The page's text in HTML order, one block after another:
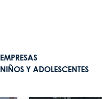
EMPRESAS
NIÑOS Y ADOLESCENTES